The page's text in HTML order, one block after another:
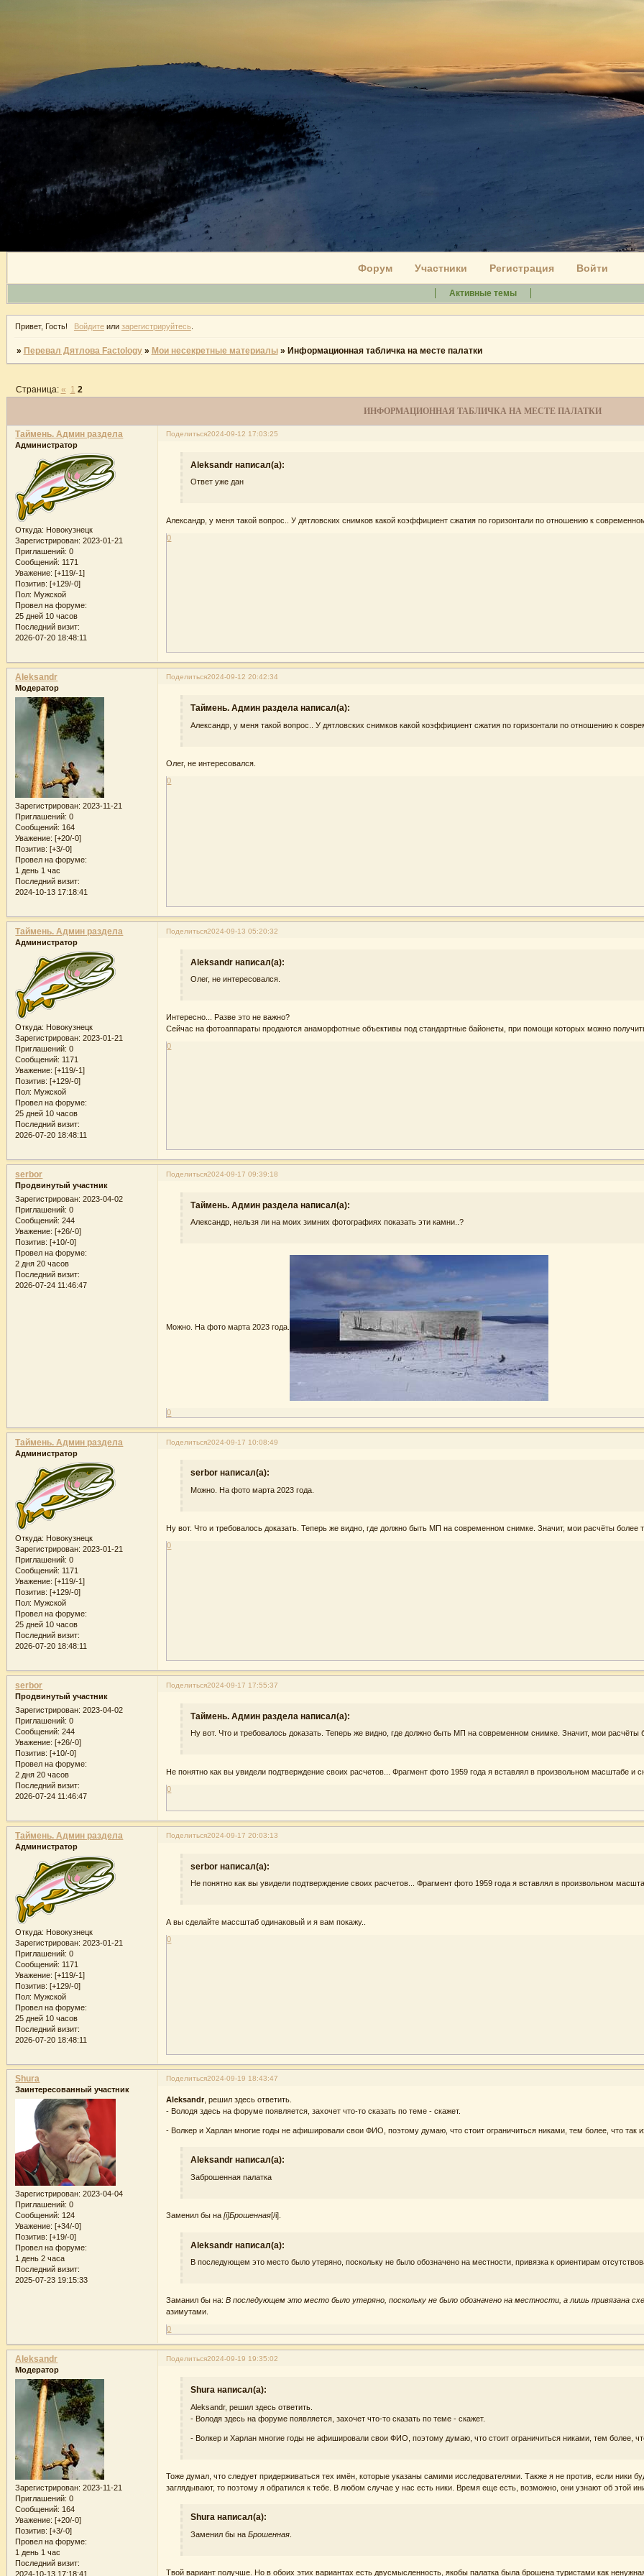
Форум Участники Регистрация Войти
Активные темы
Привет, Гость! Войдитеили зарегистрируйтесь.
» Перевал Дятлова Factology » Мои несекретные материалы » Информационная табличка на месте палатки
ИНФОРМАЦИОННАЯ ТАБЛИЧКА НА МЕСТЕ ПАЛАТКИ
Страница: « 1 2
Поделиться2024-09-12 17:03:25
Таймень. Админ раздела
Администратор
Откуда: Новокузнецк
Зарегистрирован: 2023-01-21
Приглашений: 0
Сообщений: 1171
Уважение: [+119/-1]
Позитив: [+129/-0]
Пол: Мужской
Провел на форуме:
25 дней 10 часов
Последний визит:
2026-07-20 18:48:11
Aleksandr написал(а):
Ответ уже дан
Александр, у меня такой вопрос.. У дятловских снимков какой коэффициент сжатия по горизонтали по отношению к
0
Поделиться2024-09-12 20:42:34
Aleksandr
Модератор
Зарегистрирован: 2023-11-21
Приглашений: 0
Сообщений: 164
Уважение: [+20/-0]
Позитив: [+3/-0]
Провел на форуме:
1 день 1 час
Последний визит:
2024-10-13 17:18:41
Таймень. Админ раздела написал(а):
Александр, у меня такой вопрос.. У дятловских снимков какой коэффициент сжатия по горизонтали по отношению к
Олег, не интересовался.
0
Поделиться2024-09-13 05:20:32
Таймень. Админ раздела
Администратор
Откуда: Новокузнецк
Зарегистрирован: 2023-01-21
Приглашений: 0
Сообщений: 1171
Уважение: [+119/-1]
Позитив: [+129/-0]
Пол: Мужской
Провел на форуме:
25 дней 10 часов
Последний визит:
2026-07-20 18:48:11
Aleksandr написал(а):
Олег, не интересовался.
Интересно... Разве это не важно?
Сейчас на фотоаппараты продаются анаморфотные объективы под стандартные байонеты, при помощи которых можно
0
Поделиться2024-09-17 09:39:18
serbor
Продвинутый участник
Зарегистрирован: 2023-04-02
Приглашений: 0
Сообщений: 244
Уважение: [+26/-0]
Позитив: [+10/-0]
Провел на форуме:
2 дня 20 часов
Последний визит:
2026-07-24 11:46:47
Таймень. Админ раздела написал(а):
Александр, нельзя ли на моих зимних фотографиях показать эти камни..?
Можно. На фото марта 2023 года.
0
Поделиться2024-09-17 10:08:49
Таймень. Админ раздела
Администратор
Откуда: Новокузнецк
Зарегистрирован: 2023-01-21
Приглашений: 0
Сообщений: 1171
Уважение: [+119/-1]
Позитив: [+129/-0]
Пол: Мужской
Провел на форуме:
25 дней 10 часов
Последний визит:
2026-07-20 18:48:11
serbor написал(а):
Можно. На фото марта 2023 года.
Ну вот. Что и требовалось доказать. Теперь же видно, где должно быть МП на современном снимке. Значит, мои расчёты более
0
Поделиться2024-09-17 17:55:37
serbor
Продвинутый участник
Зарегистрирован: 2023-04-02
Приглашений: 0
Сообщений: 244
Уважение: [+26/-0]
Позитив: [+10/-0]
Провел на форуме:
2 дня 20 часов
Последний визит:
2026-07-24 11:46:47
Таймень. Админ раздела написал(а):
Ну вот. Что и требовалось доказать. Теперь же видно, где должно быть МП на современном снимке. Значит, мои расчёты
Не понятно как вы увидели подтверждение своих расчетов... Фрагмент фото 1959 года я вставлял в произвольном масштабе и
0
Поделиться2024-09-17 20:03:13
Таймень. Админ раздела
Администратор
Откуда: Новокузнецк
Зарегистрирован: 2023-01-21
Приглашений: 0
Сообщений: 1171
Уважение: [+119/-1]
Позитив: [+129/-0]
Пол: Мужской
Провел на форуме:
25 дней 10 часов
Последний визит:
2026-07-20 18:48:11
serbor написал(а):
Не понятно как вы увидели подтверждение своих расчетов... Фрагмент фото 1959 года я вставлял в произвольном
А вы сделайте массштаб одинаковый и я вам покажу..
0
Поделиться2024-09-19 18:43:47
Shura
Заинтересованный участник
Зарегистрирован: 2023-04-04
Приглашений: 0
Сообщений: 124
Уважение: [+34/-0]
Позитив: [+19/-0]
Провел на форуме:
1 день 2 часа
Последний визит:
2025-07-23 19:15:33
Aleksandr, решил здесь ответить.
- Володя здесь на форуме появляется, захочет что-то сказать по теме - скажет.
- Волкер и Харлан многие годы не афишировали свои ФИО, поэтому думаю, что стоит ограничиться никами, тем более, что так
Aleksandr написал(а):
Заброшенная палатка
Заменил бы на[i]Брошенная[/i].
Aleksandr написал(а):
В последующем это место было утеряно, поскольку не было обозначено на местности, привязка к ориентирам
Заманил бы на:В последующем это место было утеряно, поскольку не было обозначено на местности, а лишь привязана
азимутами.
0
Поделиться2024-09-19 19:35:02
Aleksandr
Модератор
Зарегистрирован: 2023-11-21
Приглашений: 0
Сообщений: 164
Уважение: [+20/-0]
Позитив: [+3/-0]
Провел на форуме:
1 день 1 час
Последний визит:
2024-10-13 17:18:41
Shura написал(а):
Aleksandr, решил здесь ответить.
- Володя здесь на форуме появляется, захочет что-то сказать по теме - скажет.
- Волкер и Харлан многие годы не афишировали свои ФИО, поэтому думаю, что стоит ограничиться никами, тем более,
Тоже думал, что следует придерживаться тех имён, которые указаны самими исследователями. Также я не против, если ники
заглядывают, то поэтому я обратился к тебе. В любом случае у нас есть ники. Время еще есть, возможно, они узнают об этой
Shura написал(а):
Заменил бы наБрошенная
Твой вариант получше. Но в обоих этих вариантах есть двусмысленность, якобы палатка была брошена туристами как